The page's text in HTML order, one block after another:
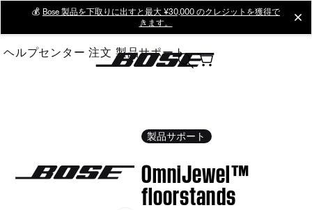
Main
💰 Bose 製品を下取りに出すと最大 ¥30,000 のクレジットを獲得で
きます。
ヘルプセンター 注文 製品サポート
製品サポート
OmniJewel™
floorstands